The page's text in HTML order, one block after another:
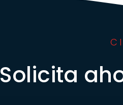
Solicita